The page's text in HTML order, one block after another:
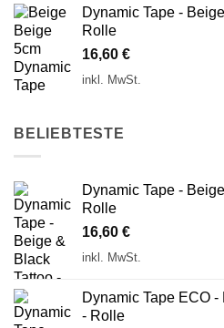
Dynamic Tape -
Rolle
16,60 €
inkl. MwSt.
BELIEBTESTE
Dynamic Tape -
Rolle
16,60 €
inkl. MwSt.
Dynamic Tape ECO
- Rolle